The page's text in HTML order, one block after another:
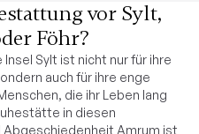
vor Sylt,
Föhr?
Sylt ist nicht nur für ihre
auch für ihre enge
die ihr Leben lang
in diesen
Abgeschiedenheit Amrum ist